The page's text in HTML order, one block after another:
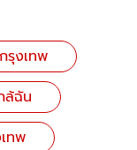
รุงเทพ
ล้ฉัน
ทพ